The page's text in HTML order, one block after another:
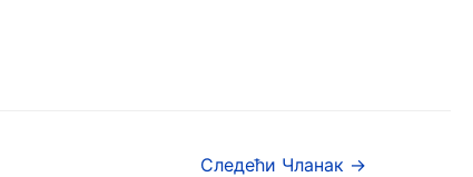
Следећи Чланак →